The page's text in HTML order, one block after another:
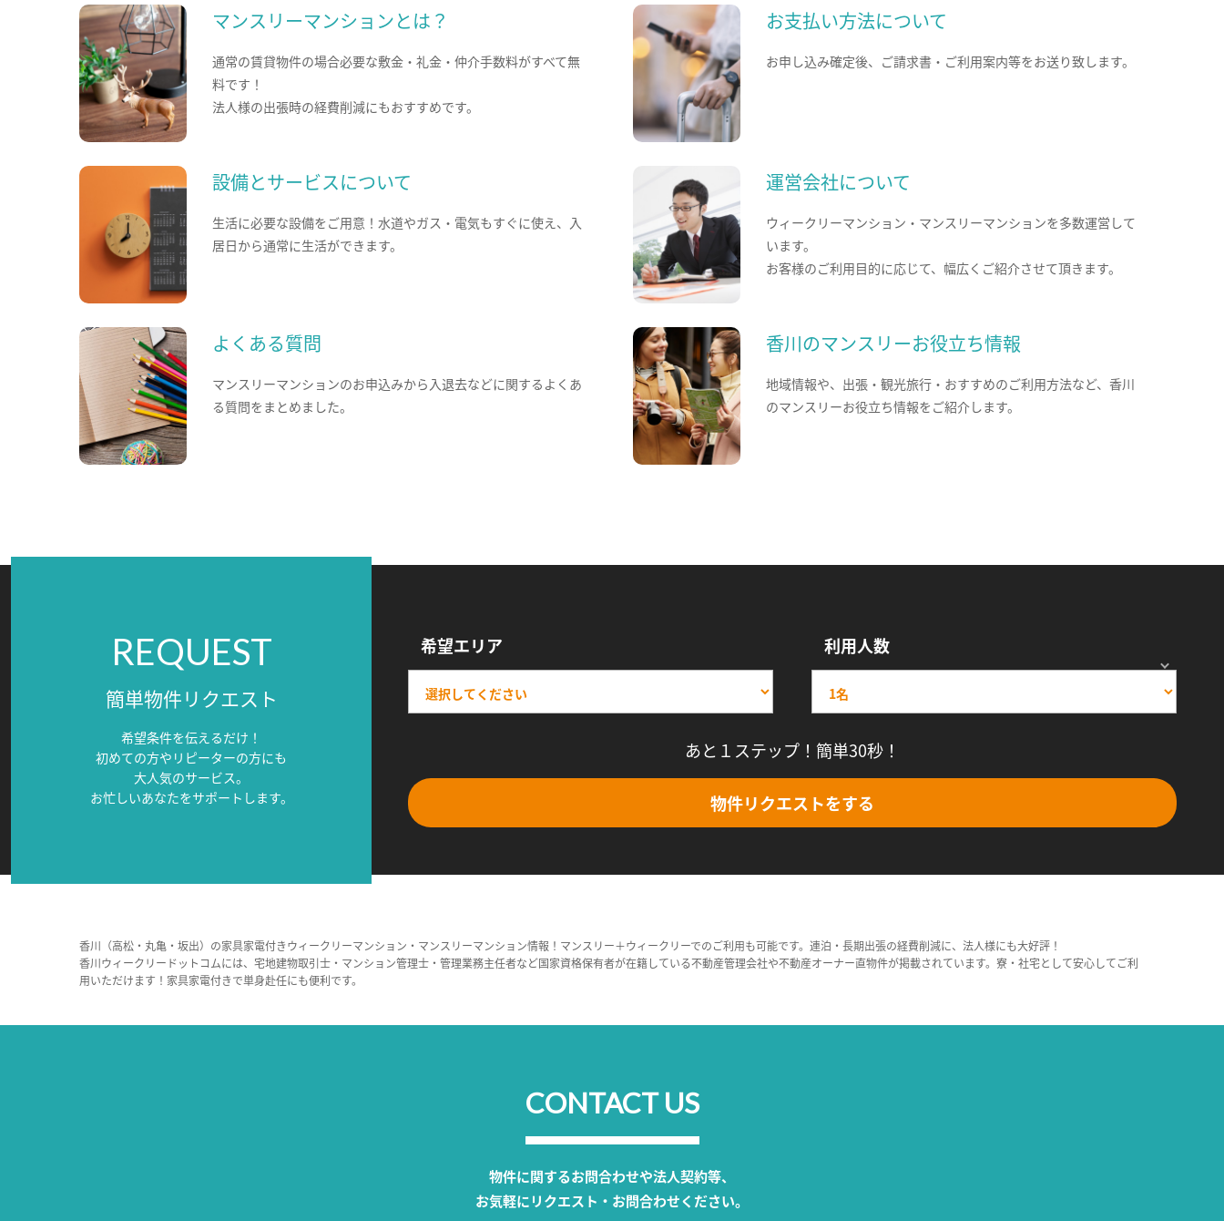
マンスリーマンションとは？
通常の賃貸物件の場合必要な敷金・礼金・仲介手数料がすべて無
料です！
法人様の出張時の経費削減にもおすすめです。
お支払い方法について
お申し込み確定後、ご請求書・ご利用案内等をお送り致します。
設備とサービスについて
生活に必要な設備をご用意！水道やガス・電気もすぐに使え、入
居日から通常に生活ができます。
運営会社について
ウィークリーマンション・マンスリーマンションを多数運営して
います。
お客様のご利用目的に応じて、幅広くご紹介させて頂きます。
よくある質問
マンスリーマンションのお申込みから入退去などに関するよくあ
る質問をまとめました。
香川のマンスリーお役立ち情報
地域情報や、出張・観光旅行・おすすめのご利用方法など、香川
のマンスリーお役立ち情報をご紹介します。
REQUEST
簡単物件リクエスト
希望条件を伝えるだけ！
初めての方やリピーターの方にも
大人気のサービス。
お忙しいあなたをサポートします。
希望エリア 利用人数
あと１ステップ！簡単30秒！
物件リクエストをする
香川（高松・丸亀・坂出）の家具家電付きウィークリーマンション・マンスリーマンション情報！マンスリー＋ウィークリーでのご利用も可能です。連泊・長期出張の経費削減に、法人様にも大好評！
香川ウィークリードットコムには、宅地建物取引士・マンション管理士・管理業務主任者など国家資格保有者が在籍している不動産管理会社や不動産オーナー直物件が掲載されています。寮・社宅として安心してご利
用いただけます！家具家電付きで単身赴任にも便利です。
CONTACT US
物件に関するお問合わせや法人契約等、
お気軽にリクエスト・お問合わせください。